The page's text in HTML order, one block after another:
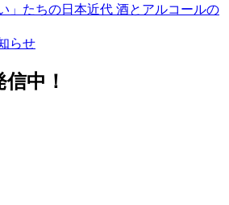
たちの日本近代 酒とアルコールの
らせ
中！